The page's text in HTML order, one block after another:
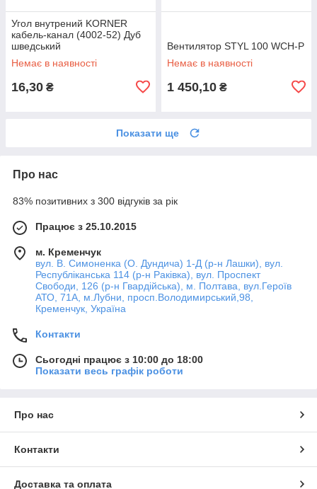
Угол внутрений KORNER
кабель-канал (4002-52) Дуб
шведський
Немає в наявності
16,30 ₴
Вентилятор STYL 100 WCH-P
Немає в наявності
1 450,10 ₴
Показати ще
Про нас
83% позитивних з 300 відгуків за рік
Працює з 25.10.2015
м. Кременчук
вул. В. Симоненка (О. Дундича) 1-Д (р-н Лашки), вул.
Республіканська 114 (р-н Раківка), вул. Проспект
Свободи, 126 (р-н Гвардійська), м. Полтава, вул.Героїв
АТО, 71А, м.Лубни, просп.Володимирський,98,
Кременчук, Україна
Контакти
Сьогодні працює з 10:00 до 18:00
Показати весь графік роботи
Про нас
Контакти
Доставка та оплата